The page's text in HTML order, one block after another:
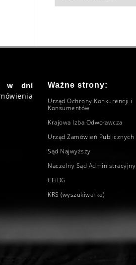
w dni
Ważne strony:
Urząd Ochrony Konkurencji i
Konsumentów
Krajowa Izba Odwoławcza
Urząd Zamówień Publicznych
Sąd Najwyższy
Naczelny Sąd Administracyjny
CEiDG
KRS (wyszukiwarka)